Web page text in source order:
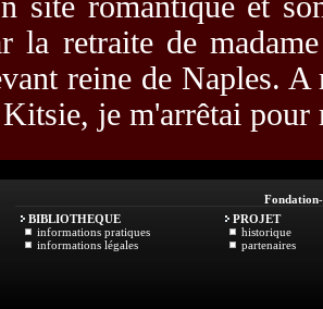
la retraite de
reine de Naples.
je m'arrêtai pour
Fondation
BIBLIOTHEQUE
informations pratiques
informations légales
PROJET
historique
partenaires